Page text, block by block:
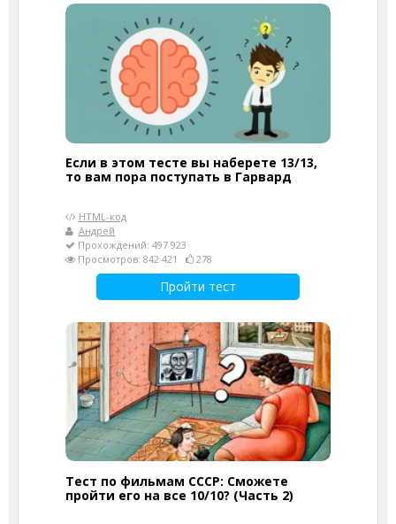
Если в этом тесте вы наберете 13/13,
то вам пора поступать в Гарвард
HTML-код
Андрей
Прохождений: 497 923
Просмотров: 842 421
278
Пройти тест
Тест по фильмам СССР: Сможете
пройти его на все 10/10? (Часть 2)